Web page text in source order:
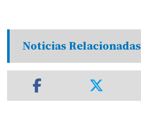
Noticias Relacionadas